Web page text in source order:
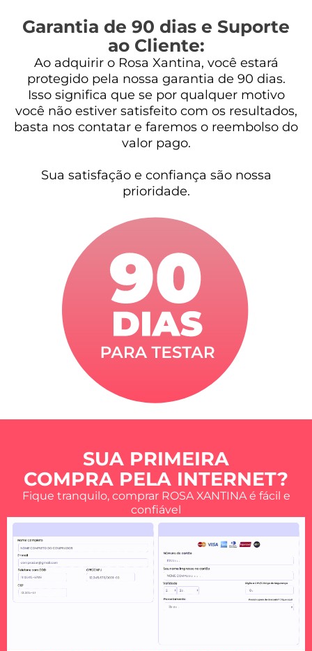
Garantia de 90 dias e Suporte
ao Cliente:
Ao adquirir o Rosa Xantina, você estará
protegido pela nossa garantia de 90 dias.
Isso significa que se por qualquer motivo
você não estiver satisfeito com os resultados,
basta nos contatar e faremos o reembolso do
valor pago.
Sua satisfação e confiança são nossa
prioridade.
SUA PRIMEIRA
COMPRA PELA INTERNET?
Fique tranquilo, comprar ROSA XANTINA é fácil e
confiável